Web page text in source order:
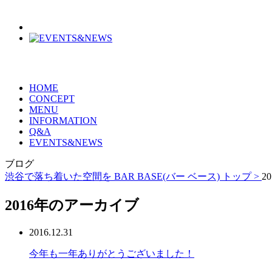
HOME
CONCEPT
MENU
INFORMATION
Q&A
EVENTS&NEWS
ブログ
渋谷で落ち着いた空間を BAR BASE(バー ベース) トップ >
2016年のアーカイブ
2016.12.31
今年も一年ありがとうございました！